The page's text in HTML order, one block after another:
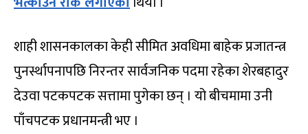
शाही शासनकालका केही सीमित अवधिमा बाहेक प्रजातन्त्र
पुनर्स्थापनापछि निरन्तर सार्वजनिक पदमा रहेका शेरबहादुर
देउवा पटकपटक सत्तामा पुगेका छन् । यो बीचमामा उनी
पाँचपटक प्रधानमन्त्री भए ।